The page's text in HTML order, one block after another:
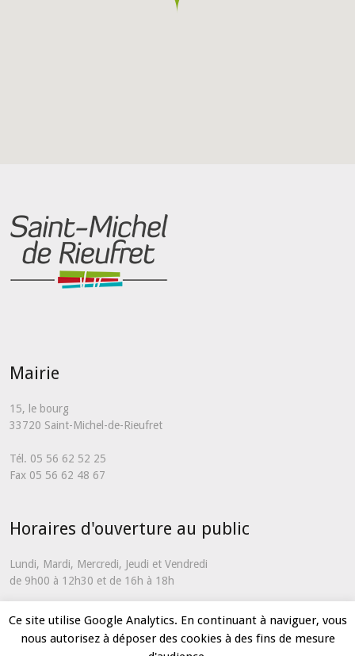
Mairie
15, le bourg
33720 Saint-Michel-de-Rieufret
Tél. 05 56 62 52 25
Fax 05 56 62 48 67
Horaires d'ouverture au public
Lundi, Mardi, Mercredi, Jeudi et Vendredi
de 9h00 à 12h30 et de 16h à 18h
En dehors de ces horaires et uniquement en cas d'urgence, vous
pouvez nous contacter via notre
Ce site utilise Google Analytics. En continuant à naviguer, vous
nous autorisez à déposer des cookies à des fins de mesure